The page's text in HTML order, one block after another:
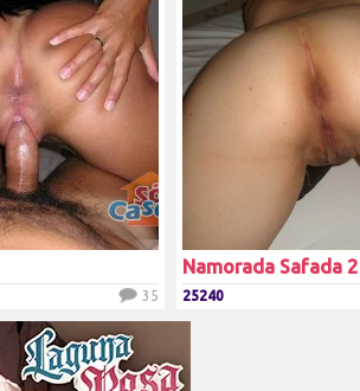
35
Namorada Safada 2
25240